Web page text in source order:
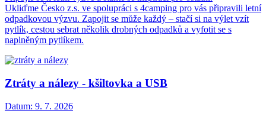
Ukliďme Česko z.s. ve spolupráci s 4camping pro vás připravili letní
odpadkovou výzvu. Zapojit se může každý – stačí si na výlet vzít
pytlík, cestou sebrat několik drobných odpadků a vyfotit se s
naplněným pytlíkem.
Ztráty a nálezy - kšiltovka a USB
Datum: 9. 7. 2026